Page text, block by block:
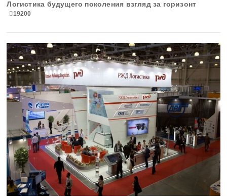
Логистика будущего поколения взгляд за горизонт
19200